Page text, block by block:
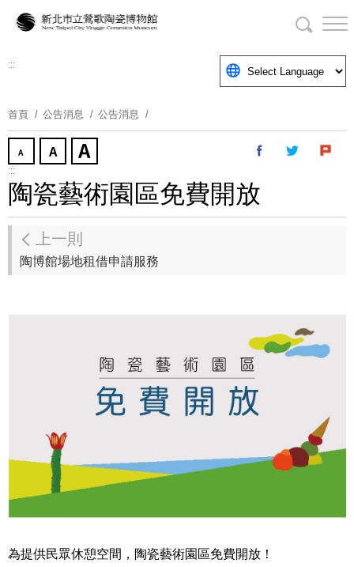
要
塊
:::
首頁 公告消息 公告消息
:::
陶瓷藝術園區免費開放
上一則
陶博館場地租借申請服務
為提供民眾休憩空間，陶瓷藝術園區免費開放！